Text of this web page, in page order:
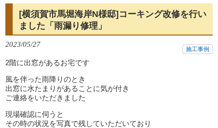
[横須賀市馬堀海岸N様邸]コーキング改修を行い
ました「雨漏り修理」
2023/05/27
施工事例
2階に出窓があるお宅です
風を伴った雨降りのとき
出窓に水たまりがあることに気が付き
ご連絡をいただきました
現場確認に伺うと
その時の状況を写真で残していただいており